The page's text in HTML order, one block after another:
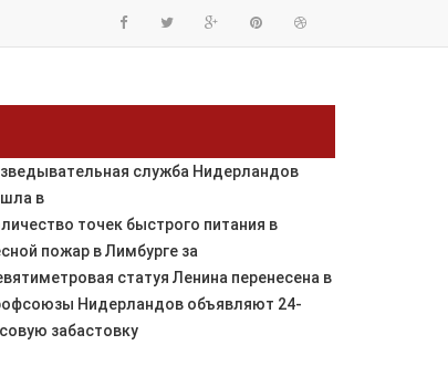
служба Нидерландов
в
точек быстрого питания в
пожар в Лимбурге за
статуя Ленина перенесена в
Нидерландов объявляют 24-
забастовку